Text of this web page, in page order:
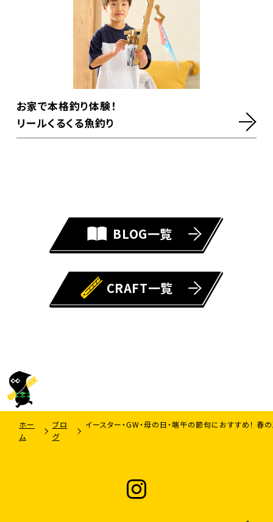
お家で本格釣り体験！
リールくるくる魚釣り
BLOG一覧
CRAFT一覧
ホー
ム
ブロ
グ
イースター・GW・母の日・端午の節句におすすめ！ 春